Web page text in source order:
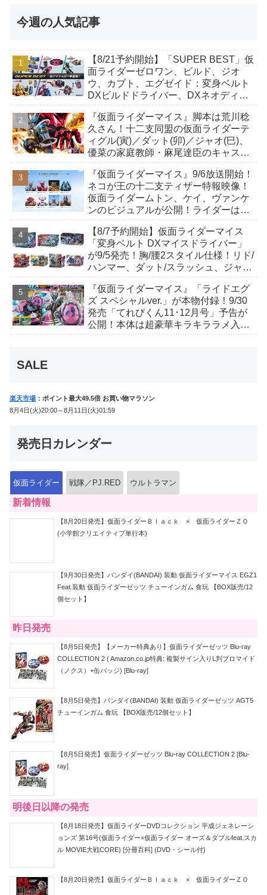
今週の人気記事
【8/21予約開始】「SUPER BEST」仮
面ライダーゼロワン、ビルド、ジオ
ウ、カブト、エグゼイド：変身ベルト
DXビルドドライバー、DXネオディケ
か12点！
『仮面ライダーマイス』脚本は荒川稔
久さん！十二支同盟の仮面ライダーテ
ィグル(寅)／ダット(卯)／ジャオ(巳)、
優菜の家庭教師・麻尾達臣のキャスト
んも変身！
『仮面ライダーマイス』9/6放送開始！
ネコが王の十二支ティザー特報映像！
仮面ライダームトン、ケイ、ヴァンケ
ンのビジュアルが公開！ライダーは子
【8/7予約開始】仮面ライダーマイス
「変身ベルト DXマイスドライバー」
が9/5発売！胸/腰2スタイル仕様！リド/
ハンマー、ダット/スラッシュ、ジャ
クルも！
『仮面ライダーマイス』「ライドエグ
ズ スペシャルver.」が本物付録！9/30
発売「てれびくん11･12月号」予告が
公開！本体は超豪華キラキララメ入
SALE
楽天市場 ：ポイント最大49.5倍 お買い物マラソン
8月4日(火)20:00～8月11日(火)01:59
発売日カレンダー
仮面ライダー 戦隊／PJ.RED ウルトラマン
新着情報
【8月20日発売】仮面ライダーＢｌａｃｋ × 仮面ライダーＺＯ
(小学館クリエイティブ単行本)
【9月30日発売】バンダイ(BANDAI) 装動 仮面ライダーマイス EGZ1
Feat.装動 仮面ライダーゼッツ チューインガム 食玩 【BOX販売/12
個セット】
昨日発売
【8月5日発売】【メーカー特典あり】仮面ライダーゼッツ Blu-ray
COLLECTION 2 ( Amazon.co.jp特典: 複製サイン入りL判ブロマイド
（ノクス）+缶バッジ) [Blu-ray]
【8月5日発売】バンダイ(BANDAI) 装動 仮面ライダーゼッツ AGT5
チューインガム 食玩 【BOX販売/12個セット】
【8月5日発売】仮面ライダーゼッツ Blu-ray COLLECTION 2 [Blu-
ray]
明後日以降の発売
【8月18日発売】仮面ライダーDVDコレクション 平成ジェネレーシ
ョンズ 第16号(仮面ライダー×仮面ライダー オーズ＆ダブルfeat.スカ
ル MOVIE大戦CORE) [分冊百科] (DVD・シール付)
【8月20日発売】仮面ライダーＢｌａｃｋ × 仮面ライダーＺＯ